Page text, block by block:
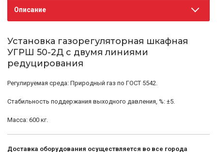
Описание
Установка газорегуляторная шкафная
УГРШ 50-2Д с двумя линиями
редуцирования
Регулируемая среда: Природный газ по ГОСТ 5542.
Стабильность поддержания выходного давления, %: ±5.
Масса: 600 кг.
Доставка оборудования осуществляется во все города